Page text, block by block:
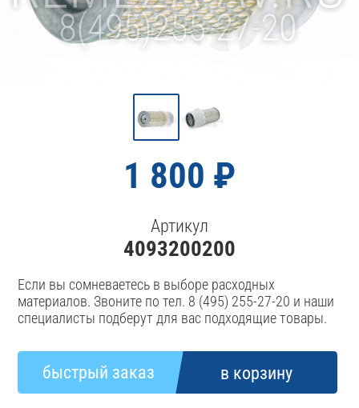
1 800 ₽
Артикул
4093200200
Если вы сомневаетесь в выборе расходных
материалов. Звоните по тел. 8 (495) 255-27-20 и наши
специалисты подберут для вас подходящие товары.